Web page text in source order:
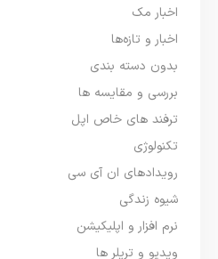
اخبار مک
اخبار و تازه‌ها
بدون دسته بندی
بررسی و مقایسه ها
ترفند های خاص اپل
تکنولوژی
رویدادهای ان آی سی
شیوه زندگی
نرم افزار و اپلیکیشن
ویدیو و تریلر ها